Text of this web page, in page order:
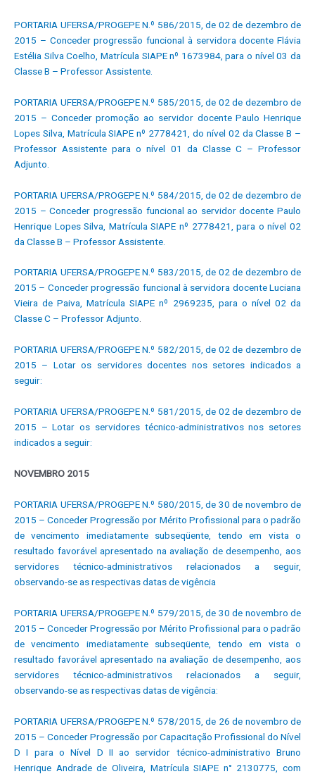
PORTARIA UFERSA/PROGEPE N.º 586/2015, de 02 de dezembro de
2015 – Conceder progressão funcional à servidora docente Flávia
Estélia Silva Coelho, Matrícula SIAPE nº 1673984, para o nível 03 da
Classe B – Professor Assistente.
PORTARIA UFERSA/PROGEPE N.º 585/2015, de 02 de dezembro de
2015 – Conceder promoção ao servidor docente Paulo Henrique
Lopes Silva, Matrícula SIAPE nº 2778421, do nível 02 da Classe B –
Professor Assistente para o nível 01 da Classe C – Professor
Adjunto.
PORTARIA UFERSA/PROGEPE N.º 584/2015, de 02 de dezembro de
2015 – Conceder progressão funcional ao servidor docente Paulo
Henrique Lopes Silva, Matrícula SIAPE nº 2778421, para o nível 02
da Classe B – Professor Assistente.
PORTARIA UFERSA/PROGEPE N.º 583/2015, de 02 de dezembro de
2015 – Conceder progressão funcional à servidora docente Luciana
Vieira de Paiva, Matrícula SIAPE nº 2969235, para o nível 02 da
Classe C – Professor Adjunto.
PORTARIA UFERSA/PROGEPE N.º 582/2015, de 02 de dezembro de
2015 – Lotar os servidores docentes nos setores indicados a
seguir:
PORTARIA UFERSA/PROGEPE N.º 581/2015, de 02 de dezembro de
2015 – Lotar os servidores técnico-administrativos nos setores
indicados a seguir:
NOVEMBRO 2015
PORTARIA UFERSA/PROGEPE N.º 580/2015, de 30 de novembro de
2015 – Conceder Progressão por Mérito Profissional para o padrão
de vencimento imediatamente subseqüente, tendo em vista o
resultado favorável apresentado na avaliação de desempenho, aos
servidores técnico-administrativos relacionados a seguir,
observando-se as respectivas datas de vigência
PORTARIA UFERSA/PROGEPE N.º 579/2015, de 30 de novembro de
2015 – Conceder Progressão por Mérito Profissional para o padrão
de vencimento imediatamente subseqüente, tendo em vista o
resultado favorável apresentado na avaliação de desempenho, aos
servidores técnico-administrativos relacionados a seguir,
observando-se as respectivas datas de vigência:
PORTARIA UFERSA/PROGEPE N.º 578/2015, de 26 de novembro de
2015 – Conceder Progressão por Capacitação Profissional do Nível
D I para o Nível D II ao servidor técnico-administrativo Bruno
Henrique Andrade de Oliveira, Matrícula SIAPE n° 2130775, com